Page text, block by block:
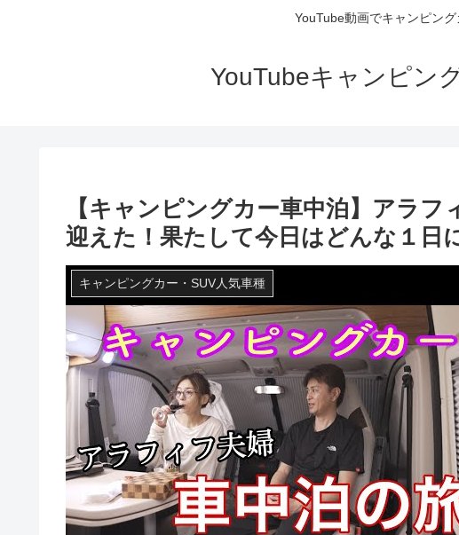
YouTube動画でキャンピン
YouTubeキャンピン
【キャンピングカー車中泊】アラ
迎えた！果たして今日はどんな１日
キャンピングカー・SUV人気車種